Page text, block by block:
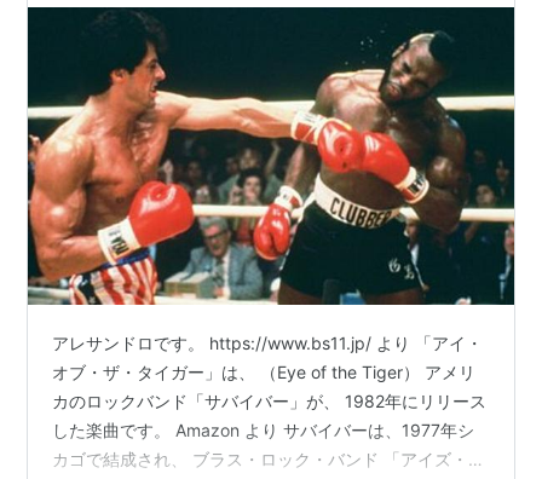
アレサンドロです。 https://www.bs11.jp/ より 「アイ・
オブ・ザ・タイガー」は、 （Eye of the Tiger） アメリ
カのロックバンド「サバイバー」が、 1982年にリリース
した楽曲です。 Amazon より サバイバーは、1977年シ
カゴで結成され、 ブラス・ロック・バンド 「アイズ・オ